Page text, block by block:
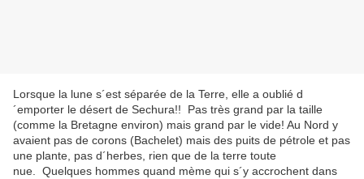
Lorsque la lune s´est séparée de la Terre, elle a oublié d
´emporter le désert de Sechura!! Pas très grand par la taille
(comme la Bretagne environ) mais grand par le vide! Au Nord y
avaient pas de corons (Bachelet) mais des puits de pétrole et pas
une plante, pas d´herbes, rien que de la terre toute
nue. Quelques hommes quand mème qui s´y accrochent dans